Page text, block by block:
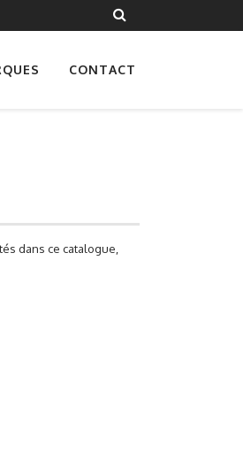
CONTACT
dans ce catalogue,